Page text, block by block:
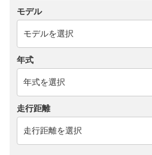
モデル
年式
走行距離